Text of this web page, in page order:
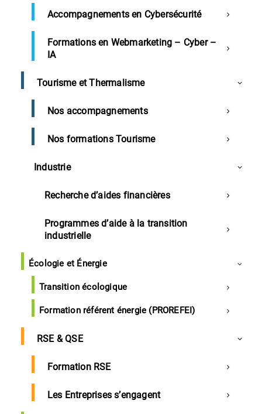
Accompagnements en Cybersécurité
Formations en Webmarketing – Cyber –
IA
Tourisme et Thermalisme
Nos accompagnements
Nos formations Tourisme
Industrie
Recherche d’aides financières
Programmes d’aide à la transition
industrielle
Écologie et Énergie
Transition écologique
Formation référent énergie (PROREFEI)
RSE & QSE
Formation RSE
Les Entreprises s’engagent
Façon Cuir s'agrandit à Larressore
Nouvelle base logistique pour le Leclerc de
Projet de hangar aéronautique à Rion des Landes
Arenadour reprend le pôle thermal d’Amnéville en
Moselle
Projets de golfs dans les Landes
Région
Investissements industriels : 34 projets néo-
France
Les soldes n'ont pas sauvé l'habillement